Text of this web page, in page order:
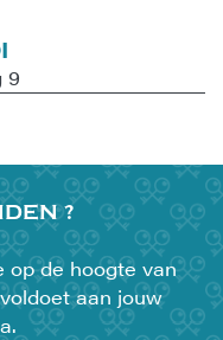
9
?
op de hoogte van
aan jouw